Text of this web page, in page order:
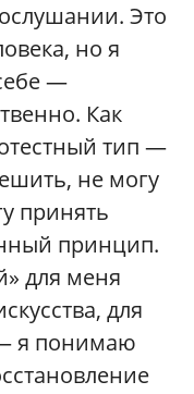
Это
но я
—
Как
тип —
не могу
принять
принцип.
для меня
для
я понимаю